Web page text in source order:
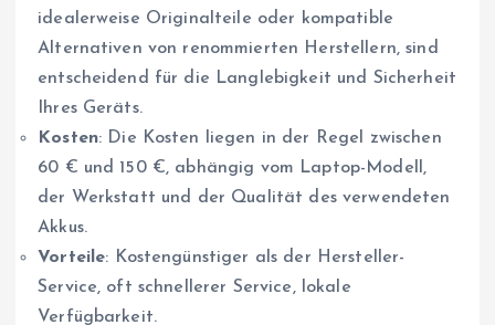
idealerweise Originalteile oder kompatible
Alternativen von renommierten Herstellern, sind
entscheidend für die Langlebigkeit und Sicherheit
Ihres Geräts.
Kosten: Die Kosten liegen in der Regel zwischen
60 € und 150 €, abhängig vom Laptop-Modell,
der Werkstatt und der Qualität des verwendeten
Akkus.
Vorteile: Kostengünstiger als der Hersteller-
Service, oft schnellerer Service, lokale
Verfügbarkeit.